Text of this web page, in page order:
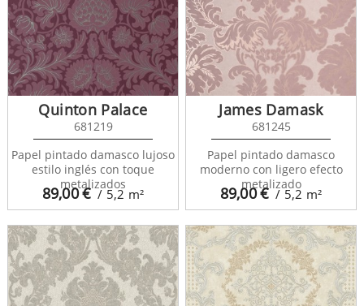
89,00€ / 5,2 m²
Quinton Palace
681219
Papel pintado damasco lujoso
estilo inglés con toque
metalizados
89,00€ / 5,2 m²
James Damask
681245
Papel pintado damasco
moderno con ligero efecto
metalizado